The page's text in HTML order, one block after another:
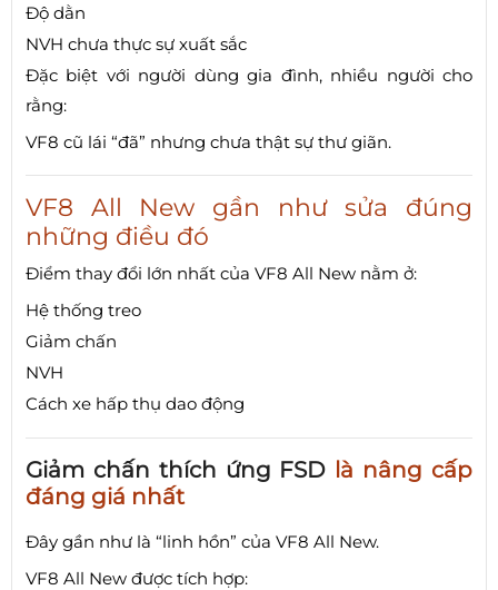
Độ dằn
NVH chưa thực sự xuất sắc
Đặc biệt với người dùng gia đình, nhiều người cho
rằng:
VF8 cũ lái “đã” nhưng chưa thật sự thư giãn.
VF8 All New gần như sửa đúng
những điều đó
Điểm thay đổi lớn nhất của VF8 All New nằm ở:
Hệ thống treo
Giảm chấn
NVH
Cách xe hấp thụ dao động
Giảm chấn thích ứng FSD là nâng cấp
đáng giá nhất
Đây gần như là “linh hồn” của VF8 All New.
VF8 All New được tích hợp: